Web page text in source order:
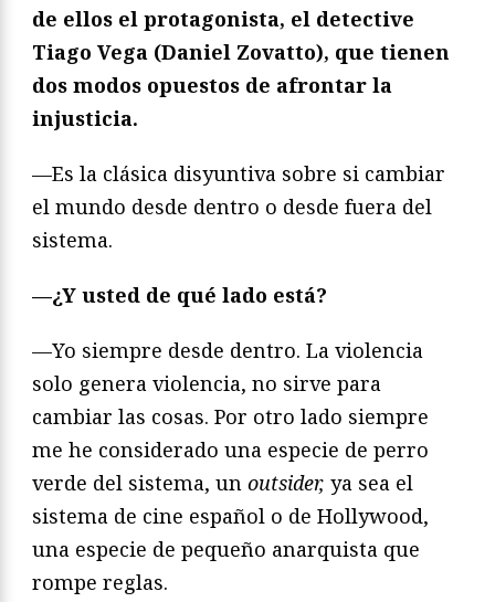
de ellos el protagonista, el detective
Tiago Vega (Daniel Zovatto), que tienen
dos modos opuestos de afrontar la
injusticia.
—Es la clásica disyuntiva sobre si cambiar
el mundo desde dentro o desde fuera del
sistema.
—¿Y usted de qué lado está?
—Yo siempre desde dentro. La violencia
solo genera violencia, no sirve para
cambiar las cosas. Por otro lado siempre
me he considerado una especie de perro
verde del sistema, un outsider, ya sea el
sistema de cine español o de Hollywood,
una especie de pequeño anarquista que
rompe reglas.